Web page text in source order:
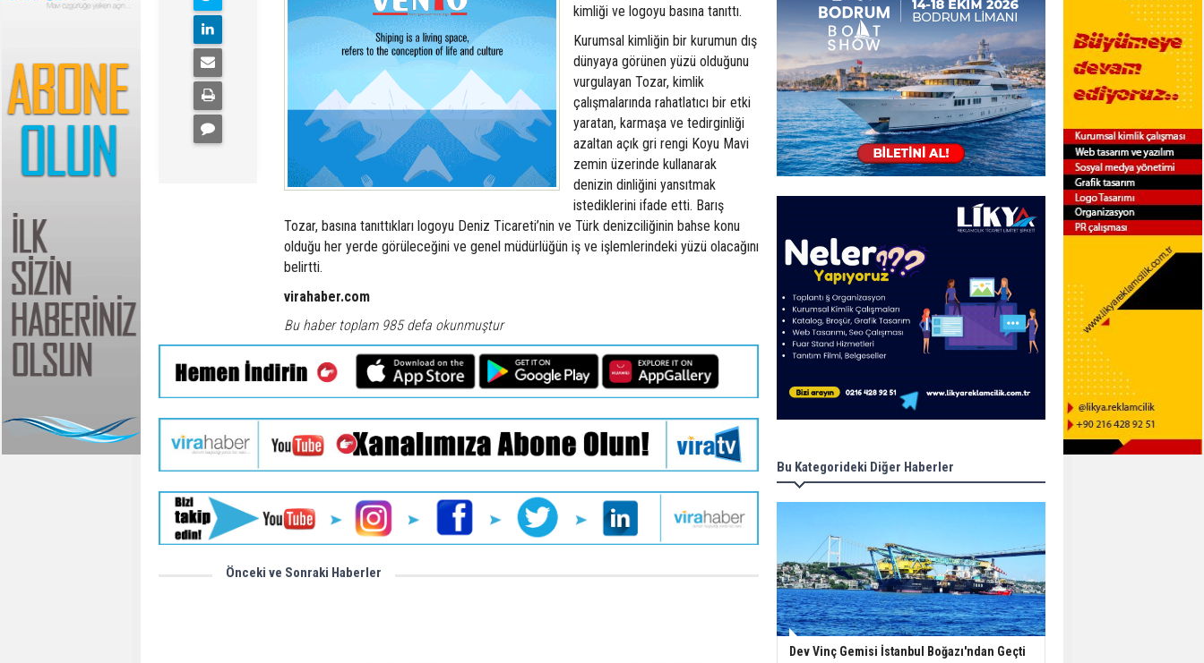
kimliği ve logoyu basına tanıttı.
Kurumsal kimliğin bir kurumun dış
dünyaya görünen yüzü olduğunu
vurgulayan Tozar, kimlik
çalışmalarında rahatlatıcı bir etki
yaratan, karmaşa ve tedirginliği
azaltan açık gri rengi Koyu Mavi
zemin üzerinde kullanarak
denizin dinliğini yansıtmak
istediklerini ifade etti. Barış
Tozar, basına tanıttıkları logoyu Deniz Ticareti’nin ve Türk denizciliğinin bahse konu
olduğu her yerde görüleceğini ve genel müdürlüğün iş ve işlemlerindeki yüzü olacağını
belirtti.
virahaber.com
Bu haber toplam 985 defa okunmuştur
Önceki ve Sonraki Haberler
Bu Kategorideki Diğer Haberler
Dev Vinç Gemisi İstanbul Boğazı'ndan Geçti